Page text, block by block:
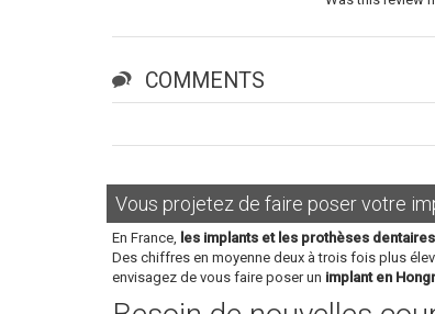
COMMENTS
Vous projetez de faire poser votre
En France, les implants et les prothèses dentaires
Des chiffres en moyenne deux à trois fois plus
envisagez de vous faire poser un implant en